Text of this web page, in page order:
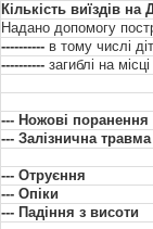
Кількість виїздів на
Надано допомогу
----------в тому числі
---------- загиблі на місці
--- Ножові поранення
--- Залізнична травма
--- Отруєння
--- Опіки
--- Падіння з висоти